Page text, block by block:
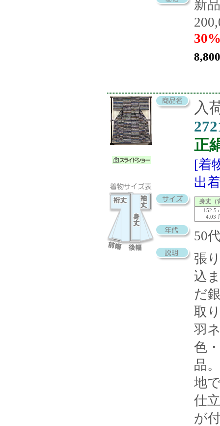
新
8,800
入
正
[着
出
身丈（
152.5
4.03
50
張
込
だ
取
羽
色
品
地
仕
が